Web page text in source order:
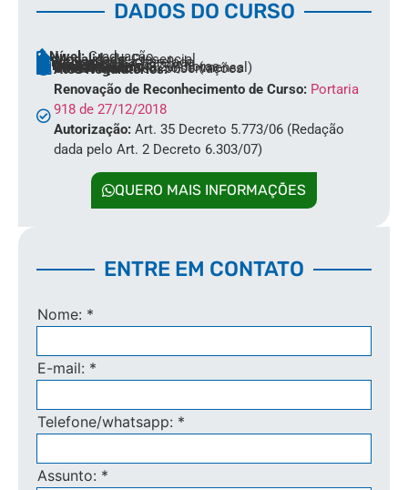
DADOS DO CURSO
Nível:Graduação
Modalidade:Presencial
Formação:Bacharelado
Área:Exatas
Duração:4 anos
Carga Horária:3.204 horas
Investimento:R$756,00 (mensal)
Observação:Sem observações
Atos Regulatórios:
Renovação de Reconhecimento de Curso: Portaria
918 de 27/12/2018
Autorização: Art. 35 Decreto 5.773/06 (Redação
dada pelo Art. 2 Decreto 6.303/07)
QUERO MAIS INFORMAÇÕES
ENTRE EM CONTATO
Nome: *
E-mail: *
Telefone/whatsapp: *
Assunto: *